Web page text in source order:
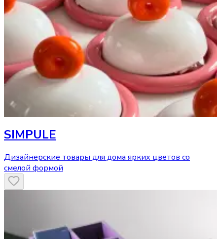
SIMPULE
Дизайнерские товары для дома ярких цветов со
смелой формой